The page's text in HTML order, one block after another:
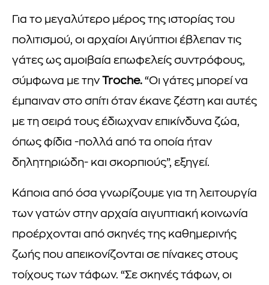
Για το μεγαλύτερο μέρος της ιστορίας του
πολιτισμού, οι αρχαίοι Αιγύπτιοι έβλεπαν τις
γάτες ως αμοιβαία επωφελείς συντρόφους,
σύμφωνα με την Troche. “Οι γάτες μπορεί να
έμπαιναν στο σπίτι όταν έκανε ζέστη και αυτές
με τη σειρά τους έδιωχναν επικίνδυνα ζώα,
όπως φίδια -πολλά από τα οποία ήταν
δηλητηριώδη- και σκορπιούς”, εξηγεί.
Κάποια από όσα γνωρίζουμε για τη λειτουργία
των γατών στην αρχαία αιγυπτιακή κοινωνία
προέρχονται από σκηνές της καθημερινής
ζωής που απεικονίζονται σε πίνακες στους
τοίχους των τάφων. “Σε σκηνές τάφων, οι